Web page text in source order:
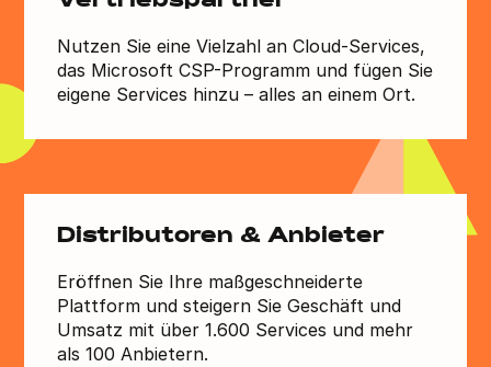
Nutzen Sie eine Vielzahl an Cloud-Services,
das Microsoft CSP-Programm und fügen Sie
eigene Services hinzu – alles an einem Ort.
Distributoren & Anbieter
Eröffnen Sie Ihre maßgeschneiderte
Plattform und steigern Sie Geschäft und
Umsatz mit über 1.600 Services und mehr
als 100 Anbietern.